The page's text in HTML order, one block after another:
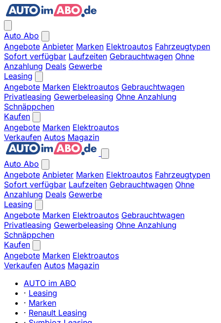
Auto Abo
Angebote Anbieter Marken Elektroautos Fahrzeugtypen
Sofort verfügbar Laufzeiten Gebrauchtwagen Ohne
Anzahlung Deals Gewerbe
Leasing
Angebote Marken Elektroautos Gebrauchtwagen
Privatleasing Gewerbeleasing Ohne Anzahlung
Schnäppchen
Kaufen
Angebote Marken Elektroautos
Verkaufen Autos Magazin
Auto Abo
Angebote Anbieter Marken Elektroautos Fahrzeugtypen
Sofort verfügbar Laufzeiten Gebrauchtwagen Ohne
Anzahlung Deals Gewerbe
Leasing
Angebote Marken Elektroautos Gebrauchtwagen
Privatleasing Gewerbeleasing Ohne Anzahlung
Schnäppchen
Kaufen
Angebote Marken Elektroautos
Verkaufen Autos Magazin
AUTO im ABO
· Leasing
· Marken
· Renault Leasing